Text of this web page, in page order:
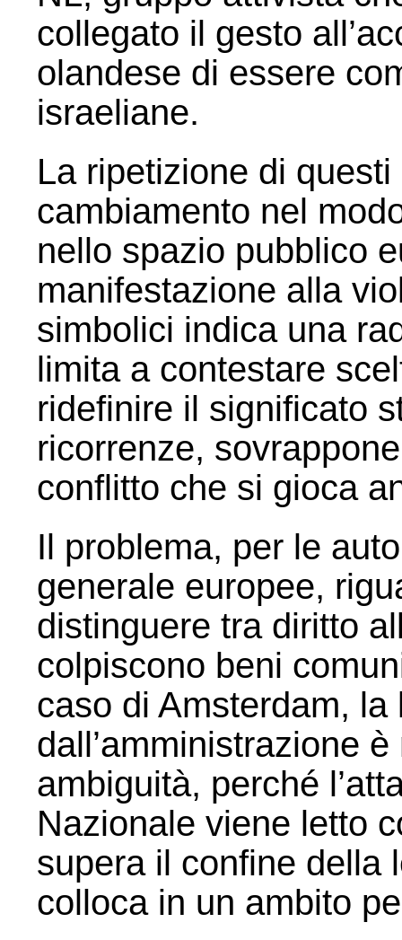
collegato il gesto
olandese di essere
israeliane.
La ripetizione di
cambiamento nel
nello spazio pubblico
manifestazione alla
simbolici indica una
limita a contestare
ridefinire il significato
ricorrenze,
conflitto che si gioca
Il problema, per le
generale europee,
distinguere tra diritto
colpiscono beni
caso di Amsterdam, la
dall’amministrazione
ambiguità, perché
Nazionale viene letto
supera il confine della
colloca in un ambito